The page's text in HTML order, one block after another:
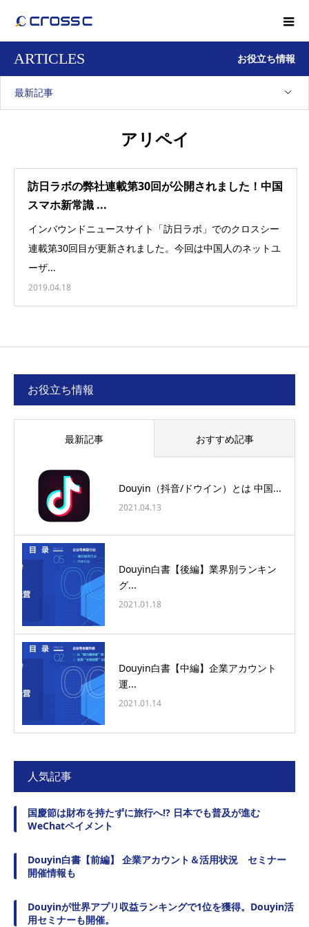
ARTICLES お役立ち情報
最新記事
アリペイ
訪日ラボの弊社連載第30回が公開されました！中国
スマホ新常識 ...
インバウンドニュースサイト「訪日ラボ」でのクロスシー
連載第30回目が更新されました。今回は中国人のネットユ
ーザ...
2019.04.18
お役立ち情報
最新記事 おすすめ記事
Douyin（抖音/ドウイン）とは 中国...
2021.04.13
Douyin白書【後編】業界別ランキン
グ...
2021.01.18
Douyin白書【中編】企業アカウント
運...
2021.01.14
人気記事
国慶節は財布を持たずに旅行へ!? 日本でも普及が進む
WeChatペイメント
Douyin白書【前編】 企業アカウント＆活用状況 セミナー
開催情報も
Douyinが世界アプリ収益ランキングで1位を獲得。Douyin活
用セミナーも開催。